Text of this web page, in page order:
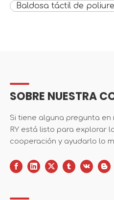
Baldosa táctil de
SOBRE NUESTRA
Si tiene alguna pregunta en
RY está listo para explorar
cooperación y ayudarlo lo